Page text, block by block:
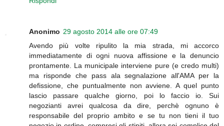
Anonimo 29 agosto 2014 alle ore 07:49
Avendo più volte ripulito la mia strada, mi accorco
immediatamente di ogni nuova affissione e la denuncio
prontamente. La municipale interviene pure (e credo multi)
ma risponde che pass ala segnalazione all'AMA per la
defissione, che puntualmente non avviene. A quel punto
lascio passare qualche giorno, poi lo faccio io. Sui
negozianti avrei qualcosa da dire, perchè ognuno è
responsabile del proprio ambito e se tu non tieni il tuo